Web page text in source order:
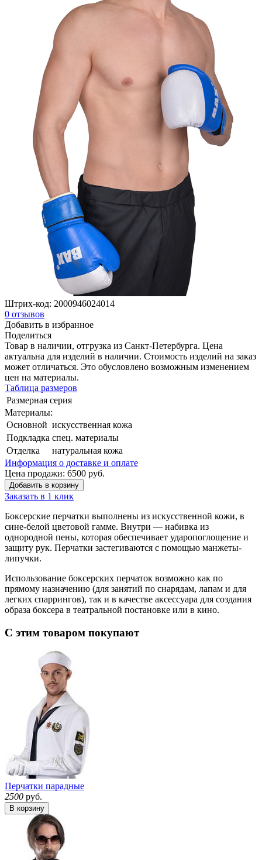
Штрих-код: 2000946024014
0 отзывов
Добавить в избранное
Поделиться
Товар в наличии, отгрузка из Санкт-Петербурга. Цена
актуальна для изделий в наличии. Стоимость изделий на заказ
может отличаться. Это обусловлено возможным изменением
цен на материалы.
Таблица размеров
Размерная серия
Материалы:
Основной искусственная кожа
Подкладка спец. материалы
Отделка
натуральная кожа
Информация о доставке и оплате
Цена продажи: 6500 руб.
Добавить в корзину
Заказать в 1 клик
Боксерские перчатки выполнены из искусственной кожи, в
сине-белой цветовой гамме. Внутри — набивка из
однородной пены, которая обеспечивает ударопоглощение и
защиту рук. Перчатки застегиваются с помощью манжеты-
липучки.
Использование боксерских перчаток возможно как по
прямому назначению (для занятий по снарядам, лапам и для
легких спаррингов), так и в качестве аксессуара для создания
образа боксера в театральной постановке или в кино.
С этим товаром покупают
Перчатки парадные
2500 руб.
В корзину